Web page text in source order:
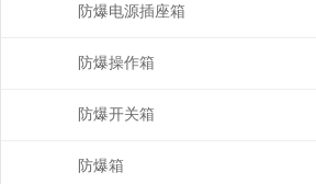
防爆电源插座箱
防爆操作箱
防爆开关箱
防爆箱